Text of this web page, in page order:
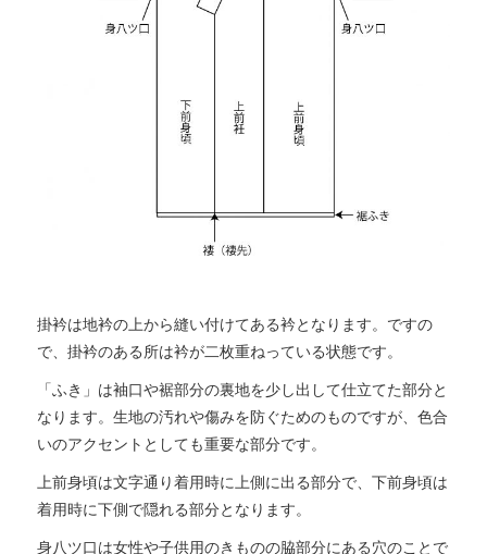
掛衿は地衿の上から縫い付けてある衿となります。ですの
で、掛衿のある所は衿が二枚重ねっている状態です。
「ふき」は袖口や裾部分の裏地を少し出して仕立てた部分と
なります。生地の汚れや傷みを防ぐためのものですが、色合
いのアクセントとしても重要な部分です。
上前身頃は文字通り着用時に上側に出る部分で、下前身頃は
着用時に下側で隠れる部分となります。
身八ツ口は女性や子供用のきものの脇部分にある穴のことで